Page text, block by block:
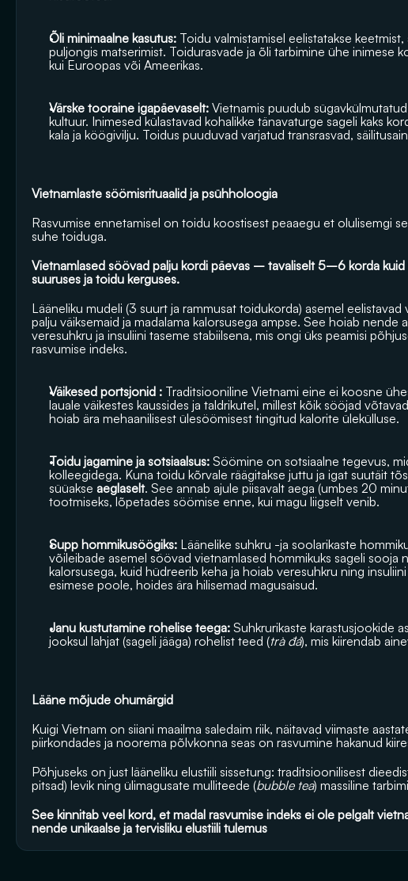
Õli minimaalne kasutus: Toidu valmistamisel eelistatakse
puljongis matserimist. Toidurasvade ja õli tarbimine ühe inimese
kui Euroopas või Ameerikas.
Värske tooraine igapäevaselt: Vietnamis puudub
kultuur. Inimesed külastavad kohalikke tänavaturge sageli kaks
kala ja köögivilju. Toidus puuduvad varjatud transrasvad,
Vietnamlaste söömisrituaalid ja psühholoogia
Rasvumise ennetamisel on toidu koostisest peaaegu et olulisemgi
suhe toiduga.
Vietnamlased söövad palju kordi päevas – tavaliselt 5–6 korda
suuruses ja toidu kerguses.
Lääneliku mudeli (3 suurt ja rammusat toidukorda) asemel eelistavad
palju väiksemaid ja madalama kalorsusega ampse. See hoiab
veresuhkru ja insuliini taseme stabiilsena, mis ongi üks peamisi
rasvumise indeks.
Väikesed portsjonid : Traditsiooniline Vietnami eine ei koosne
lauale väikestes kaussides ja taldrikutel, millest kõik sööjad
hoiab ära mehaanilisest ülesöömisest tingitud kalorite ülekülluse.
Toidu jagamine ja sotsiaalsus: Söömine on sotsiaalne tegevus,
kolleegidega. Kuna toidu kõrvale räägitakse juttu ja igat suutäit
süüakse aeglaselt. See annab ajule piisavalt aega (umbes 20
tootmiseks, lõpetades söömise enne, kui magu liigselt venib.
Supp hommikusöögiks: Läänelike suhkru -ja soolarikaste
võileibade asemel söövad vietnamlased hommikuks sageli sooja
kalorsusega, kuid hüdreerib keha ja hoiab veresuhkru ning
esimese poole, hoides ära hilisemad magusaisud.
Janu kustutamine rohelise teega: Suhkrurikaste karastusjookide
jooksul lahjat (sageli jääga) rohelist teed (trà đá), mis kiirendab
Lääne mõjude ohumärgid
Kuigi Vietnam on siiani maailma saledaim riik, näitavad viimaste
piirkondades ja noorema põlvkonna seas on rasvumine hakanud
Põhjuseks on just lääneliku elustiili sissetung: traditsioonilisest
pitsad) levik ning ülimagusate mulliteede (bubble tea) massiline
See kinnitab veel kord, et madal rasvumise indeks ei ole pelgalt
nende unikaalse ja tervisliku elustiili tulemus